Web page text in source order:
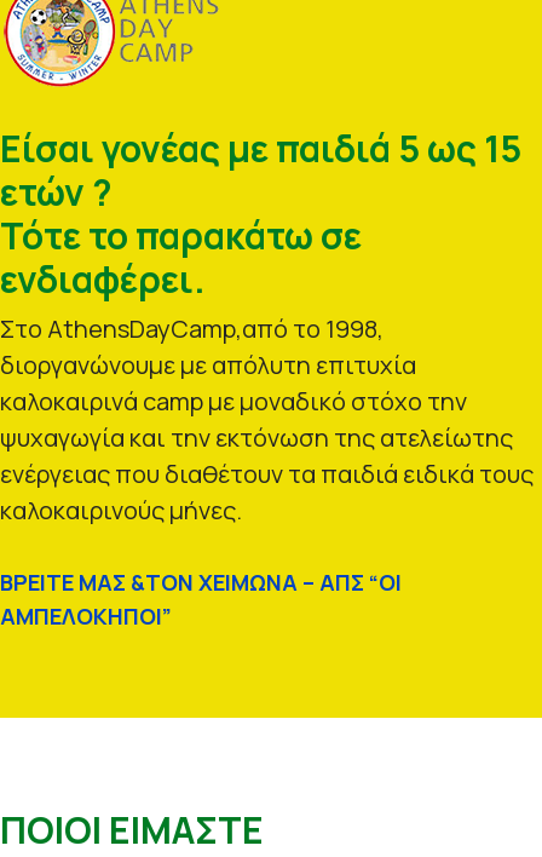
Είσαι γονέας με παιδιά 5 ως 15
ετών ?
Τότε το παρακάτω σε
ενδιαφέρει.
Στο AthensDayCamp,από το 1998,
διοργανώνουμε με απόλυτη επιτυχία
καλοκαιρινά camp με μοναδικό στόχο την
ψυχαγωγία και την εκτόνωση της ατελείωτης
ενέργειας που διαθέτουν τα παιδιά ειδικά τους
καλοκαιρινούς μήνες.
ΒΡΕΙΤΕ ΜΑΣ &ΤΟΝ ΧΕΙΜΩΝΑ – ΑΠΣ “ΟΙ
ΑΜΠΕΛΟΚΗΠΟΙ”
ΠΟΙΟΙ ΕΙΜΑΣΤΕ